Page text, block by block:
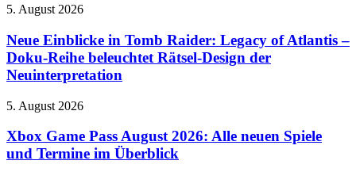
Stand
veröffentlicht
Teaser
zur
Vorgeschichte
Kultserie
Neue
in
Tomb
Raider:
Legacy
Atlantis
Doku-
Reihe
5. August 2026
Neue Einblicke in Tomb Raider: Legacy of Atlantis –
Doku-Reihe beleuchtet Rätsel-Design der
Neuinterpretation
Xbox
Pass
August
2026:
5. August 2026
Xbox Game Pass August 2026: Alle neuen Spiele
und Termine im Überblick